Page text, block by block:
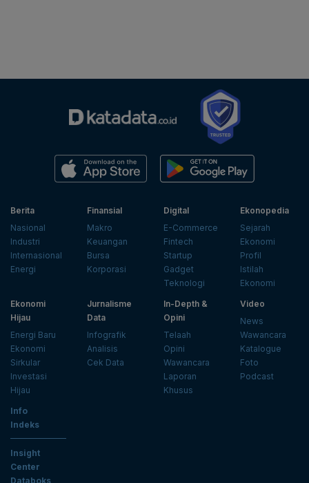
Berita
Nasional
Industri
Internasional
Energi
Finansial
Makro
Keuangan
Bursa
Korporasi
Digital
E-Commerce
Fintech
Startup
Gadget
Teknologi
Ekonopedia
Sejarah
Ekonomi
Profil
Istilah
Ekonomi
Ekonomi
Hijau
Energi Baru
Ekonomi
Sirkular
Investasi
Hijau
Jurnalisme
Data
Infografik
Analisis
Cek Data
In-Depth &
Opini
Telaah
Opini
Wawancara
Laporan
Khusus
Video
News
Wawancara
Katalogue
Foto
Podcast
Info
Indeks
Insight
Center
Databoks